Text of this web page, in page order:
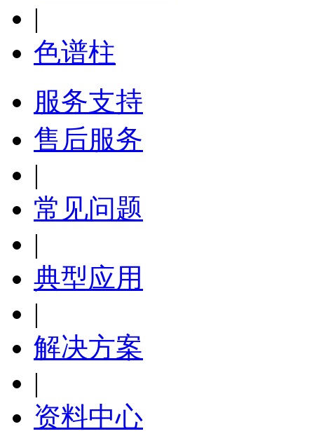
|
色谱柱
服务支持
售后服务
|
常见问题
|
典型应用
|
解决方案
|
资料中心